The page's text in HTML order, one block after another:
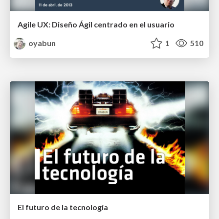
Agile UX: Diseño Ágil centrado en el usuario
oyabun
1 510
El futuro de la tecnología